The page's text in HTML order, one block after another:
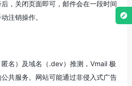
，关闭页面即可，邮件会在一段时间
注销操作。
名）及域名（.dev）推测，Vmail 极
公共服务。网站可能通过非侵入式广告